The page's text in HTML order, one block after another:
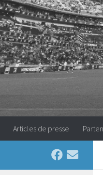
Articles de presse